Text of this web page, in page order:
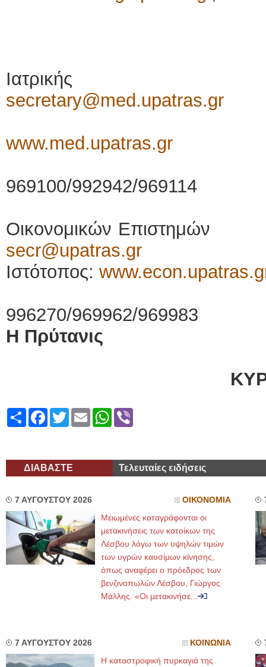
secretary@med.upatras.gr
www.med.upatras.gr
969100/992942/969114
Οικονομικών
secr@upatras.gr
Ιστότοπος:
996270/969962/969983
Η Πρύτανις
ShareFacebook
TwitterEmailWhatsApp
ΔΙΑΒΑΣΤΕ Τελευταίες ειδήσεις
7 ΑΥΓΟΥΣΤΟΥ 2026 ΟΙΚΟΝΟΜΙΑ
Μειωμένες καταγράφονται οι
μετακινήσεις των κατοίκων της
Λέσβου λόγω των υψηλών τιμών
των υγρών καυσίμων κίνησης,
όπως αναφέρει ο πρόεδρος των
βενζινοπωλών Λέσβου, Γιώργος
Μάλλης. «Οι μετακινήσε...
7 ΑΥΓΟΥΣΤΟΥ 2026 ΚΟΙΝΩΝΙΑ
Η καταστροφική πυρκαγιά της